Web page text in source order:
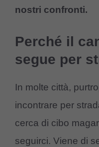
nostri confronti.
Perché il
segue per
In molte città,
incontrare per
cerca di cibo
seguirci. Viene di